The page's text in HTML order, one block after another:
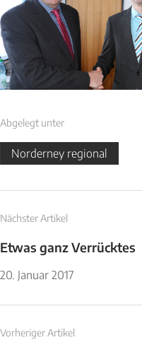
Abgelegt unter
Norderney regional
Nächster Artikel
Etwas ganz Verrücktes
20. Januar 2017
Vorheriger Artikel